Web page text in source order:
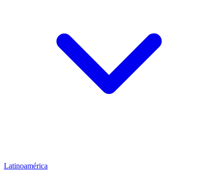
Latinoamérica